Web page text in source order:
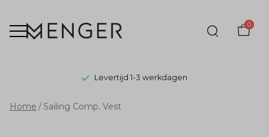
0
Levertijd 1-3 werkdagen
Sailing
Home Sailing Comp. Vest